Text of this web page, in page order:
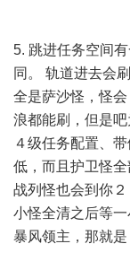
5. 跳进任务空间
同。 轨道进去会
全是萨沙怪，怪
浪都能刷，但是吧
４级任务配置、
低，而且护卫怪全
战列怪也会到你２
小怪全清之后等
暴风领主，那就是